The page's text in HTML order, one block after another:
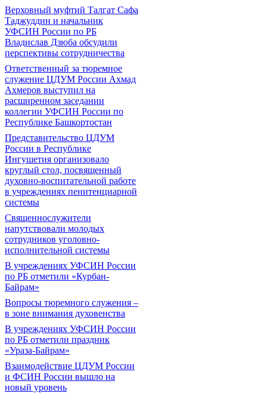
Верховный муфтий Талгат Сафа
Таджуддин и начальник
УФСИН России по РБ
Владислав Дзюба обсудили
перспективы сотрудничества
Ответственный за тюремное
служение ЦДУМ России Ахмад
Ахмеров выступил на
расширенном заседании
коллегии УФСИН России по
Республике Башкортостан
Представительство ЦДУМ
России в Республике
Ингушетия организовало
круглый стол, посвященный
духовно-воспитательной работе
в учреждениях пенитенциарной
системы
Священнослужители
напутствовали молодых
сотрудников уголовно-
исполнительной системы
В учреждениях УФСИН России
по РБ отметили «Курбан-
Байрам»
Вопросы тюремного служения –
в зоне внимания духовенства
В учреждениях УФСИН России
по РБ отметили праздник
«Ураза-Байрам»
Взаимодействие ЦДУМ России
и ФСИН России вышло на
новый уровень